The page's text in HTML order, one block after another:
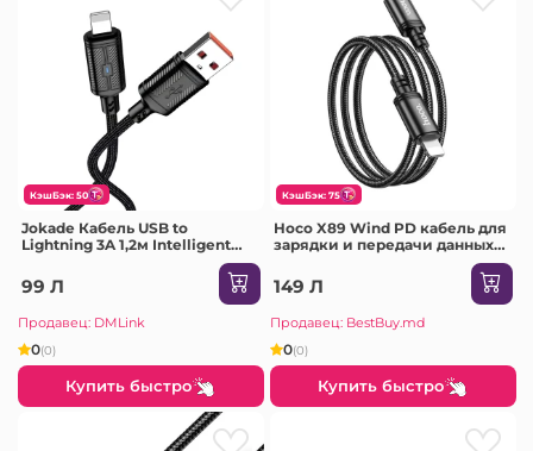
КэшБэк: 50
Jokade Кабель USB to
Lightning 3A 1,2м Intelligent
99 Л
Продавец: DMLink
0(0)
Купить быстро
КэшБэк: 75
Hoco X89 Wind PD кабель для
зарядки и передачи данных
упаковке) черный
149 Л
Продавец: BestBuy.md
0(0)
Купить быстро